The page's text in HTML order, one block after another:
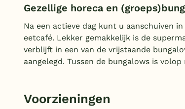
Gezellige horeca en
Na een actieve dag kunt u aanschuiven
eetcafé. Lekker gemakkelijk is de
verblijft in een van de vrijstaande
aangelegd. Tussen de bungalows is
Voorzieningen